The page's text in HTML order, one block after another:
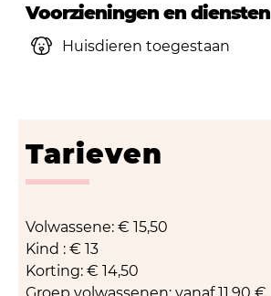
Voorzieningen en diensten
Huisdieren toegestaan
Tarieven
Volwassene: € 15,50
Kind : € 13
Korting: € 14,50
Groep volwassenen: vanaf 11,90 €